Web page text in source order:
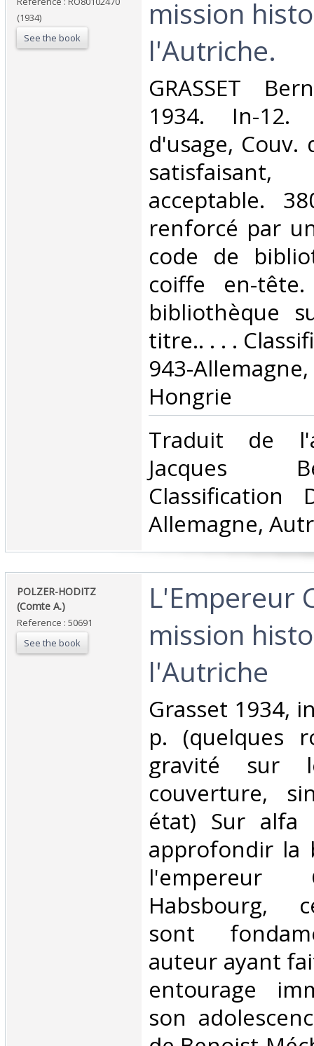
(1934)
See the book
mission
l'Autriche.‎
‎GRASSET
1934. In-12.
d'usage, Couv.
acceptable.
renforcé par
code de
coiffe en-
bibliothèque
titre.. . . .
943-
Hongrie‎
‎Traduit de
Jacques
Classification
Allemagne,
‎POLZER-HODITZ
(Comte A.)‎
Reference : 50691
See the book
‎L'Empereur
mission
l'Autriche‎
‎Grasset 1934,
p. (quelques
gravité sur
couverture,
état) Sur alfa
approfondir la
l'empereur
Habsbourg,
sont
auteur ayant
entourage
son